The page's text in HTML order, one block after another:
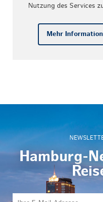
Nutzung des Services
Mehr
Hamburg-